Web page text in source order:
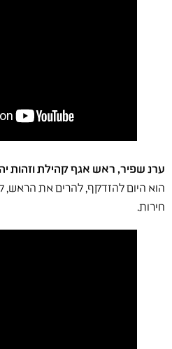
ערנ שפיר, ראש אגף קהילת וזהות
הוא היום להזדקף, להרים את הראש,
חירות.